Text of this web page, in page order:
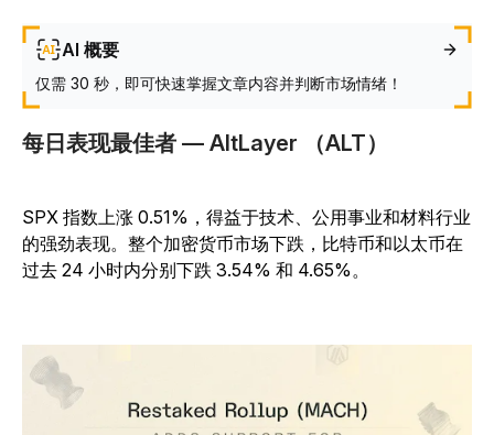
AI 概要
仅需 30 秒，即可快速掌握文章内容并判断市场情绪！
每日表现最佳者 — AltLayer （ALT）
SPX 指数上涨 0.51%，得益于技术、公用事业和材料行业
的强劲表现。整个加密货币市场下跌，比特币和以太币在
过去 24 小时内分别下跌 3.54% 和 4.65%。